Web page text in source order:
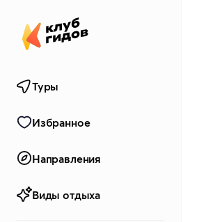
Туры
Избранное
Направления
Виды отдыха